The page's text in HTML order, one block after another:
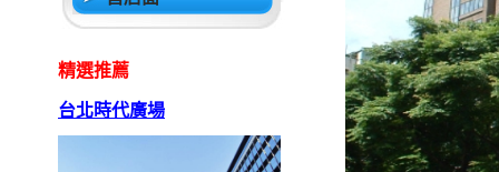
精選推薦
台北時代廣場